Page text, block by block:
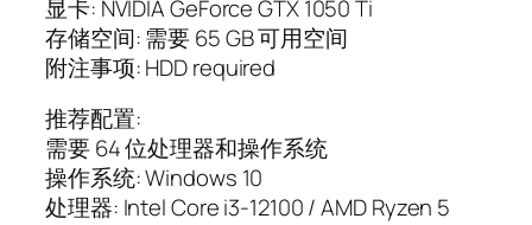
显卡: NVIDIA GeForce GTX 1050 Ti
存储空间: 需要 65 GB 可用空间
附注事项: HDD required
推荐配置:
需要 64 位处理器和操作系统
操作系统: Windows 10
处理器: Intel Core i3-12100 / AMD Ryzen 5